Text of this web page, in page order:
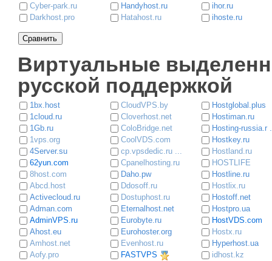
Cyber-park.ru
Darkhost.pro
Handyhost.ru
Hatahost.ru
ihor.ru
ihoste.ru
Виртуальные
русской поддержкой
1bx.host
1cloud.ru
1Gb.ru
1vps.org
4Server.su
62yun.com
8host.com
Abcd.host
Activecloud.ru
Adman.com
AdminVPS.ru
Ahost.eu
Amhost.net
Aofy.pro
CloudVPS.by
Cloverhost.net
ColoBridge.net
CoolVDS.com
cp.vpsdedic.ru ...
Cpanelhosting.ru
Daho.pw
Ddosoff.ru
Dostuphost.ru
Eternalhost.net
Eurobyte.ru
Eurohoster.org
Evenhost.ru
FASTVPS
Hostglobal.plus
Hostiman.ru
Hosting-russia.r
Hostkey.ru
Hostland.ru
HOSTLIFE
Hostline.ru
Hostlix.ru
Hostoff.net
Hostpro.ua
HostVDS.com
Hostx.ru
Hyperhost.ua
idhost.kz